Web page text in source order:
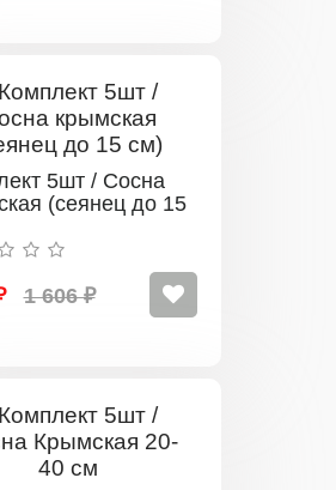
5шт / Сосна
(сеянец до 15
1 606 ₽